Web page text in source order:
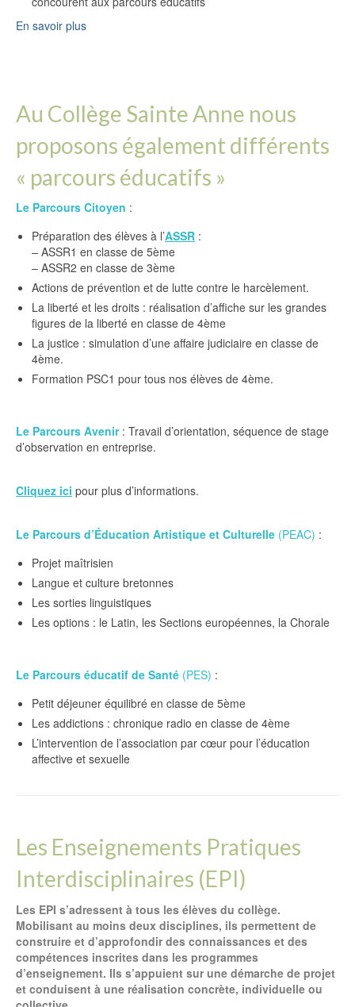
En savoir plus
Au Collège Sainte Anne nous
proposons également différents
« parcours éducatifs »
Le Parcours Citoyen :
Préparation des élèves à l’ASSR :
– ASSR1 en classe de 5ème
– ASSR2 en classe de 3ème
Actions de prévention et de lutte contre le harcèlement.
La liberté et les droits : réalisation d’affiche sur les grandes
figures de la liberté en classe de 4ème
La justice : simulation d’une affaire judiciaire en classe de
4ème.
Formation PSC1 pour tous nos élèves de 4ème.
Le Parcours Avenir: Travail d’orientation, séquence de stage
d’observation en entreprise.
Cliquez ici pour plus d’informations.
Le Parcours d’Éducation Artistique et Culturelle (PEAC) :
Projet maîtrisien
Langue et culture bretonnes
Les sorties linguistiques
Les options : le Latin, les Sections européennes, la Chorale
Le Parcours éducatif de Santé (PES) :
Petit déjeuner équilibré en classe de 5ème
Les addictions : chronique radio en classe de 4ème
L’intervention de l’association par cœur pour l’éducation
affective et sexuelle
Les Enseignements Pratiques
Interdisciplinaires (EPI)
Les EPI s’adressent à tous les élèves du collège.
Mobilisant au moins deux disciplines, ils permettent de
construire et d’approfondir des connaissances et des
compétences inscrites dans les programmes
d’enseignement. Ils s’appuient sur une démarche de projet
et conduisent à une réalisation concrète, individuelle ou